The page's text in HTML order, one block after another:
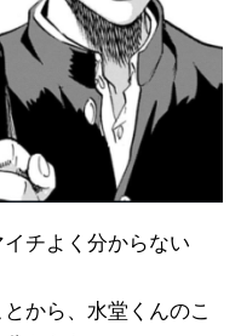
チよく分からない
から、水堂くんのこ